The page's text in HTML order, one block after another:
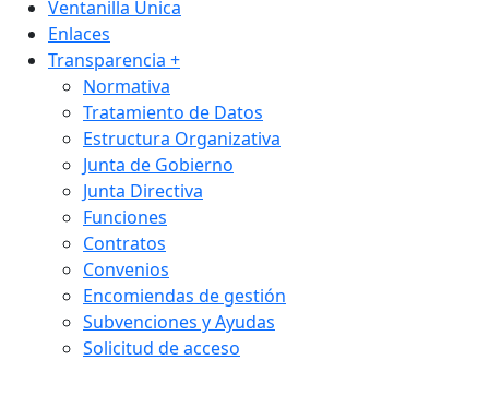
Ventanilla Única
Enlaces
Transparencia +
Normativa
Tratamiento de Datos
Estructura Organizativa
Junta de Gobierno
Junta Directiva
Funciones
Contratos
Convenios
Encomiendas de gestión
Subvenciones y Ayudas
Solicitud de acceso